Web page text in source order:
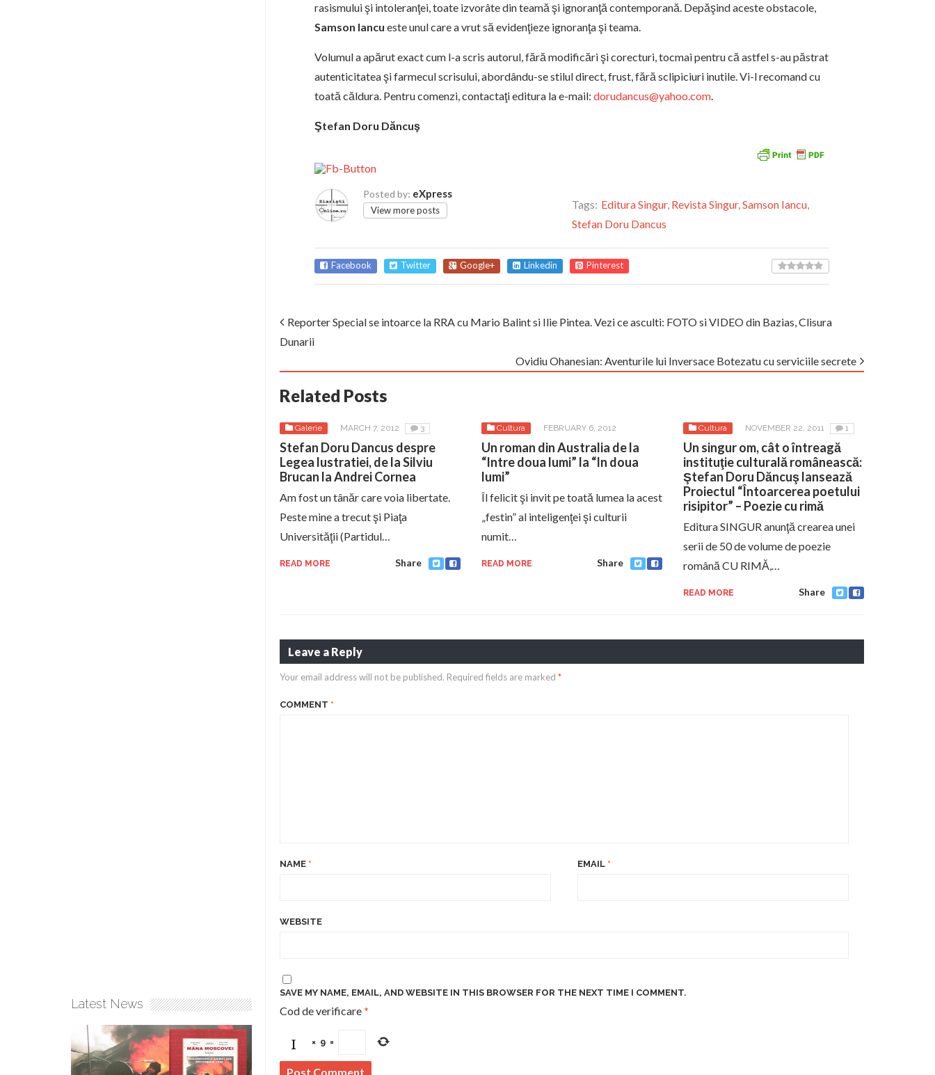
rasismului şi intoleranţei, toate izvorâte din teamă şi ignoranţă contemporană. Depăşind aceste obstacole,
Samson Iancu este unul care a vrut să evidenţieze ignoranţa şi teama.
Volumul a apărut exact cum l-a scris autorul, fără modificări şi corecturi, tocmai pentru că astfel s-au păstrat
autenticitatea şi farmecul scrisului, abordându-se stilul direct, frust, fără sclipiciuri inutile. Vi-l recomand cu
toată căldura. Pentru comenzi, contactaţi editura la e-mail: dorudancus@yahoo.com.
Ştefan Doru Dăncuş
Posted by: eXpress
View more posts Tags: Editura Singur, Revista Singur,Samson Iancu,
Stefan Doru Dancus
Facebook Twitter Google+ Linkedin Pinterest
Reporter Special se intoarce la RRA cu Mario Balint si Ilie Pintea. Vezi ce asculti: FOTO si VIDEO din Bazias, Clisura
Dunarii
Ovidiu Ohanesian: Aventurile lui Inversace Botezatu cu serviciile secrete
Related Posts
Galerie MARCH 7, 2012 3
Stefan Doru Dancus despre
Legea lustratiei, de la Silviu
Brucan la Andrei Cornea
Am fost un tânăr care voia libertate.
Peste mine a trecut şi Piaţa
Universităţii (Partidul…
READ MORE Share
Cultura FEBRUARY 6, 2012
Un roman din Australia de la
“Intre doua lumi” la “In doua
lumi”
Îl felicit şi invit pe toată lumea la acest
„festin” al inteligenţei şi culturii
numit…
READ MORE Share
Cultura NOVEMBER 22, 2011 1
Un singur om, cât o întreagă
instituţie culturală românească:
Ştefan Doru Dăncuş lansează
Proiectul “Întoarcerea poetului
risipitor” – Poezie cu rimă
Editura SINGUR anunţă crearea unei
serii de 50 de volume de poezie
română CU RIMĂ,…
READ MORE Share
Leave a Reply
Your email address will not be published. Required fields are marked *
COMMENT *
NAME * EMAIL *
WEBSITE
SAVE MY NAME, EMAIL, AND WEBSITE IN THIS BROWSER FOR THE NEXT TIME I COMMENT.
Cod de verificare *
× 9 =
Latest News